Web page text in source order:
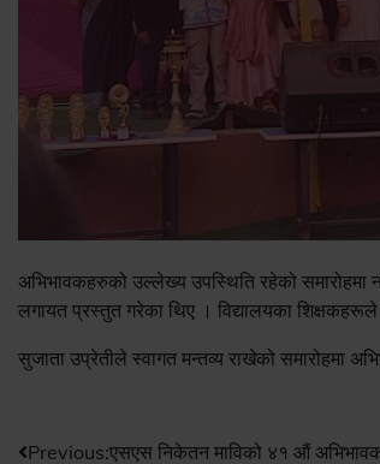
अभिभावकहरुको उल्लेख्य उपस्थिति रहेको समारोहमा
लगायत प्रस्तुत गरेका थिए । विद्यालयका
सुजाता उप्रेतीले स्वागत मन्तव्य राखेको समारोहमा
Previous:एसएस निकेतन माविको ४१ औं